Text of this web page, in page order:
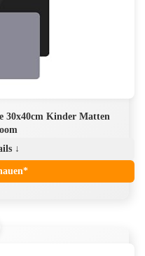
30x40cm Kinder Matten
↓